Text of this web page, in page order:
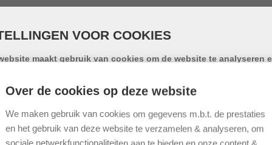
Streetview Contact
- 204 m² - sectionaal poort - nabij E-
bedrijvenpark "Slagweidestraat" bestaat uit 27 KMO-
E-314 Leuven-Brussel. In augustus 2023 werd het
en formaten. De volledige gevel wordt nog geïsoleerd
Over de cookies op deze website
We maken gebruik van cookies om gegevens m.b.t. de prestaties
en het gebruik van deze website te verzamelen & analyseren, om
sociale netwerkfunctionaliteiten aan te bieden en onze content &
VOOR COOKIES
maakt gebruik van cookies om de website te analyseren
te vergroten. Door gebruik te maken van deze website
voor het gebruik van cookies.
is een klein tekstbestand dat, bij het eerste bezoek aan deze
in de browser van uw computer, tablet of smartphone. Deze
gebruikt cookies om de gebruikservaring technisch te verbeteren, om
van onder andere het aantal bezoeken bij te houden en om uw